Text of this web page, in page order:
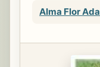
Alma Flor Ada